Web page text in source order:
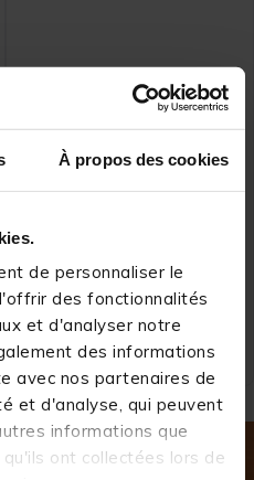
À propos des cookies
de personnaliser le
des fonctionnalités
et d'analyser notre
des informations
avec nos partenaires de
et d'analyse, qui peuvent
informations que
ont collectées lors de
au panier
notre newsletter